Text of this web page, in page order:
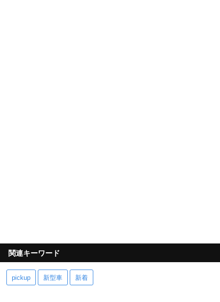
関連キーワード
pickup 新型車 新着